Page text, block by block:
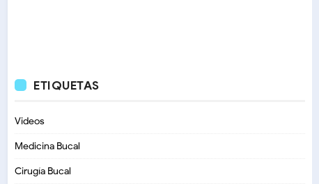
ETIQUETAS
Videos
Medicina Bucal
Cirugía Bucal